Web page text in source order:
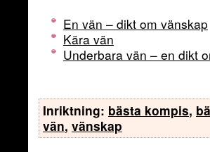
En vän – dikt om vänskap
Kära vän
Underbara vän – en dikt
Inriktning: bästa kompis,
vän, vänskap